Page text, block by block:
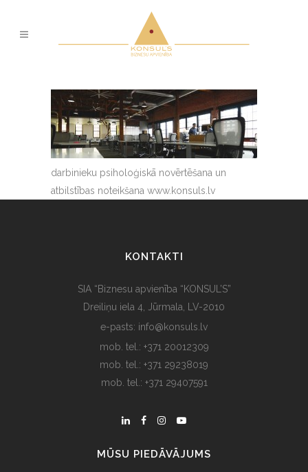
darbinieku psiholoģiskā novērtēšana un
atbilstības noteikšana www.konsuls.lv
KONTAKTI
SIA “Biznesu apvienība “KONSUL’S”
Dreiliņu iela 4, Jūrmala, LV-2010
e-pasts: info@konsuls.lv
mob. tel.: +371 20012309
mob. tel.: +371 29238019
mob. tel.: +371 29407591
MŪSU PIEDĀVĀJUMS